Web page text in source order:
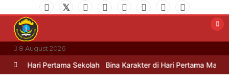
to
content
8 August 2026
Hari Pertama Sekolah Bina Karakter di Hari Pertama Masuk